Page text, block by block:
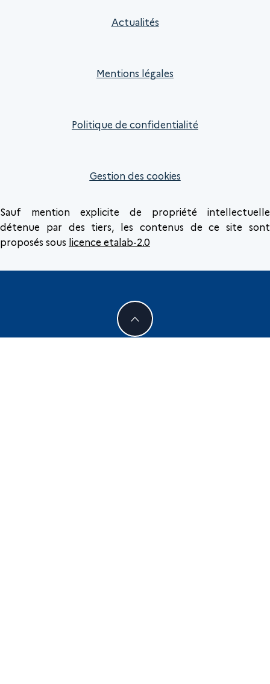
Actualités
Mentions légales
Politique de confidentialité
Gestion des cookies
Sauf mention explicite de propriété intellectuelle
détenue par des tiers, les contenus de ce site sont
proposés sous licence etalab-2.0